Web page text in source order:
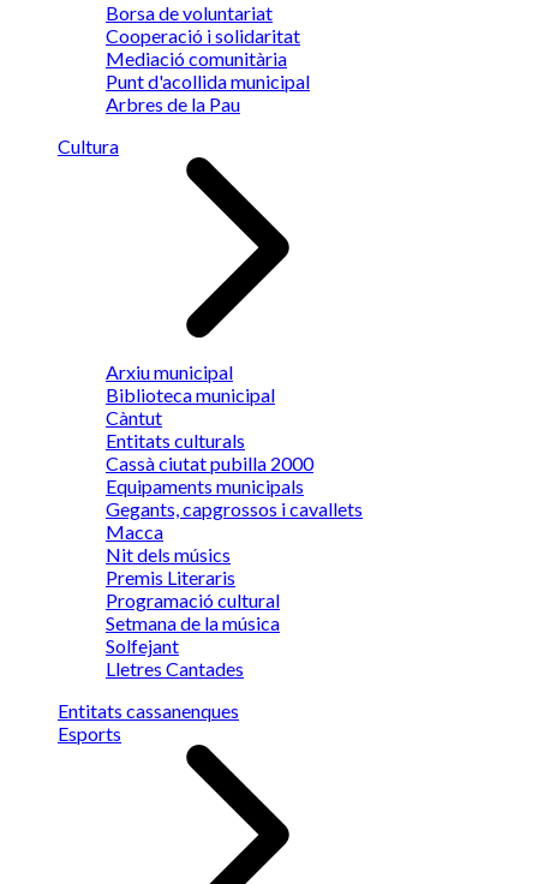
Borsa de voluntariat
Cooperació i solidaritat
Mediació comunitària
Punt d'acollida municipal
Arbres de la Pau
Cultura
Arxiu municipal
Biblioteca municipal
Càntut
Entitats culturals
Cassà ciutat pubilla 2000
Equipaments municipals
Gegants, capgrossos i cavallets
Macca
Nit dels músics
Premis Literaris
Programació cultural
Setmana de la música
Solfejant
Lletres Cantades
Entitats cassanenques
Esports